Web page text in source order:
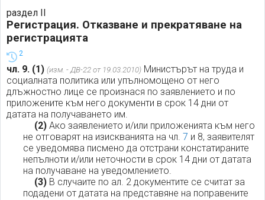
раздел II
Регистрация. Отказване и прекратяване на
регистрацията
2
чл. 9. (1) (изм. - ДВ-22 от 19.03.2010) Министърът на труда и
социалната политика или упълномощено от него
длъжностно лице се произнася по заявлението и по
приложените към него документи в срок 14 дни от
датата на получаването им.
(2) Ако заявлението и/или приложенията към него
не отговарят на изискванията на чл.7 и 8, заявителят
се уведомява писмено да отстрани констатираните
непълноти и/или неточности в срок 14 дни от датата
на получаване на уведомлението.
(3) В случаите по ал. 2 документите се считат за
подадени от датата на представяне на поправените